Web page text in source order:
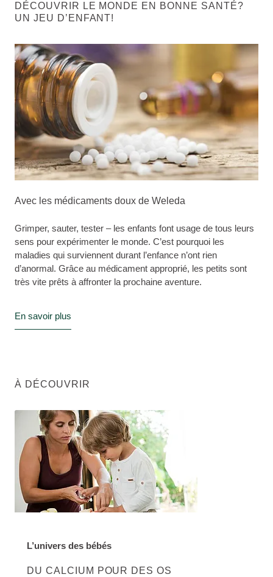
DÉCOUVRIR LE MONDE EN BONNE SANTÉ?
UN JEU D’ENFANT!
Avec les médicaments doux de Weleda
Grimper, sauter, tester – les enfants font usage de tous leurs
sens pour expérimenter le monde. C’est pourquoi les
maladies qui surviennent durant l’enfance n’ont rien
d’anormal. Grâce au médicament approprié, les petits sont
très vite prêts à affronter la prochaine aventure.
En savoir plus
À DÉCOUVRIR
DU CALCIUM POUR DES OS
EN SAVOIR PLUS SUR CETTE CATÉGORIE:
L’univers des bébés